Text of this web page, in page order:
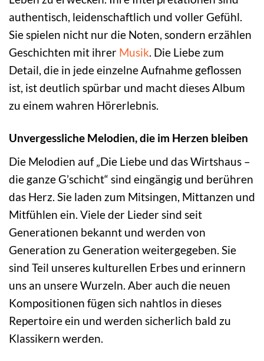
authentisch, leidenschaftlich und voller Gefühl.
Sie spielen nicht nur die Noten, sondern erzählen
Geschichten mit ihrer Musik. Die Liebe zum
Detail, die in jede einzelne Aufnahme geflossen
ist, ist deutlich spürbar und macht dieses Album
zu einem wahren Hörerlebnis.
Unvergessliche Melodien, die im Herzen bleiben
Die Melodien auf „Die Liebe und das Wirtshaus –
die ganze G’schicht“ sind eingängig und berühren
das Herz. Sie laden zum Mitsingen, Mittanzen und
Mitfühlen ein. Viele der Lieder sind seit
Generationen bekannt und werden von
Generation zu Generation weitergegeben. Sie
sind Teil unseres kulturellen Erbes und erinnern
uns an unsere Wurzeln. Aber auch die neuen
Kompositionen fügen sich nahtlos in dieses
Repertoire ein und werden sicherlich bald zu
Klassikern werden.